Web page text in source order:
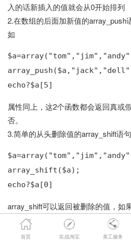

首页

实战淘宝

美工服务
入的话新插入的值就会从0开始排列
2.在数组的后面加新值的array_push
如
echo?$a[5]
属性同上，这2个函数都会返回真或
否。
3.简单的从头删除值的array_shift语句
array_shift($a);
echo?$a[0]
array_shift可以返回被删除的值，如
所有剩余的值的数值键会前移
4.简单的从后删除值的array_pop语句